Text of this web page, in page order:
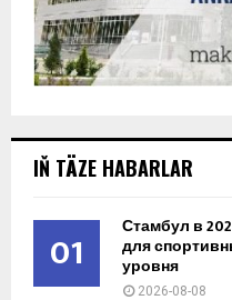
IŇ TÄZE HABARLAR
01 Стамбул в
для
уровня
2026-08-08